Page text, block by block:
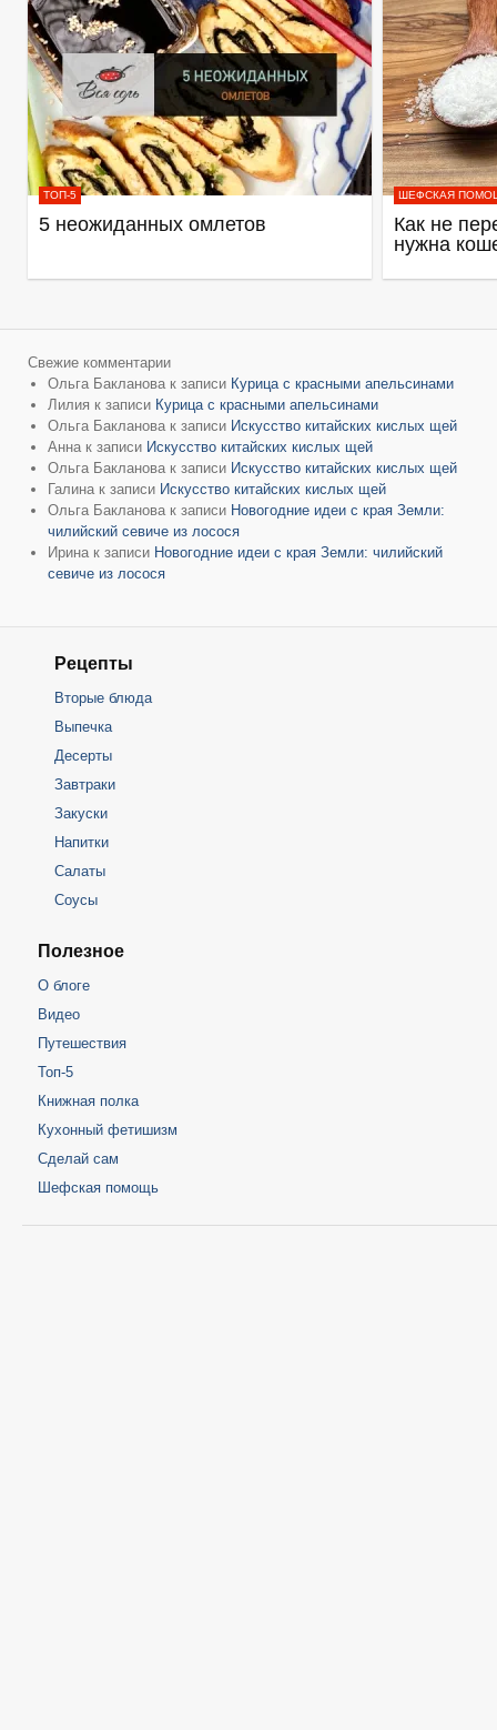
ТОП-5
5 неожиданных омлетов
ШЕФСКАЯ
Как не
нужна
Свежие комментарии
Ольга Бакланова к записи Курица с красными апельсинами
Лилия к записи Курица с красными апельсинами
Ольга Бакланова к записи Искусство китайских кислых щей
Анна к записи Искусство китайских кислых щей
Ольга Бакланова к записи Искусство китайских кислых щей
Галина к записи Искусство китайских кислых щей
Ольга Бакланова к записи Новогодние идеи с края Земли:
чилийский севиче из лосося
Ирина к записи Новогодние идеи с края Земли: чилийский
севиче из лосося
Рецепты
Вторые блюда
Выпечка
Десерты
Завтраки
Закуски
Напитки
Салаты
Соусы
Полезное
О блоге
Видео
Путешествия
Топ-5
Книжная полка
Кухонный фетишизм
Сделай сам
Шефская помощь